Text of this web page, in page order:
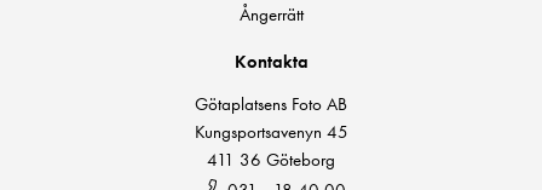
Ångerrätt
Kontakta
Götaplatsens Foto AB
Kungsportsavenyn 45
411 36 Göteborg